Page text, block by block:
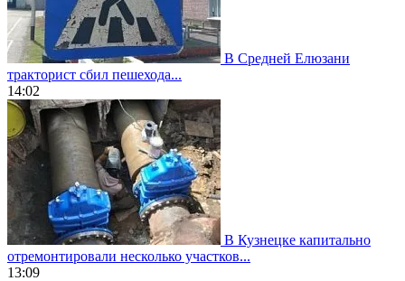
В Средней Елюзани
тракторист сбил пешехода...
14:02
В Кузнецке капитально
отремонтировали несколько участков...
13:09